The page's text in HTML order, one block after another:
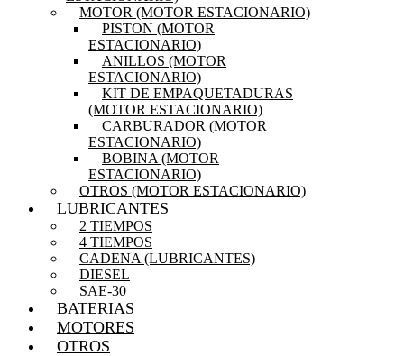
MOTOR (MOTOR ESTACIONARIO)
PISTON (MOTOR
ESTACIONARIO)
ANILLOS (MOTOR
ESTACIONARIO)
KIT DE EMPAQUETADURAS
(MOTOR ESTACIONARIO)
CARBURADOR (MOTOR
ESTACIONARIO)
BOBINA (MOTOR
ESTACIONARIO)
OTROS (MOTOR ESTACIONARIO)
LUBRICANTES
2 TIEMPOS
4 TIEMPOS
CADENA (LUBRICANTES)
DIESEL
SAE-30
BATERIAS
MOTORES
OTROS